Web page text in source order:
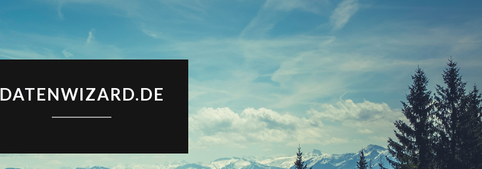
DATENWIZARD.DE